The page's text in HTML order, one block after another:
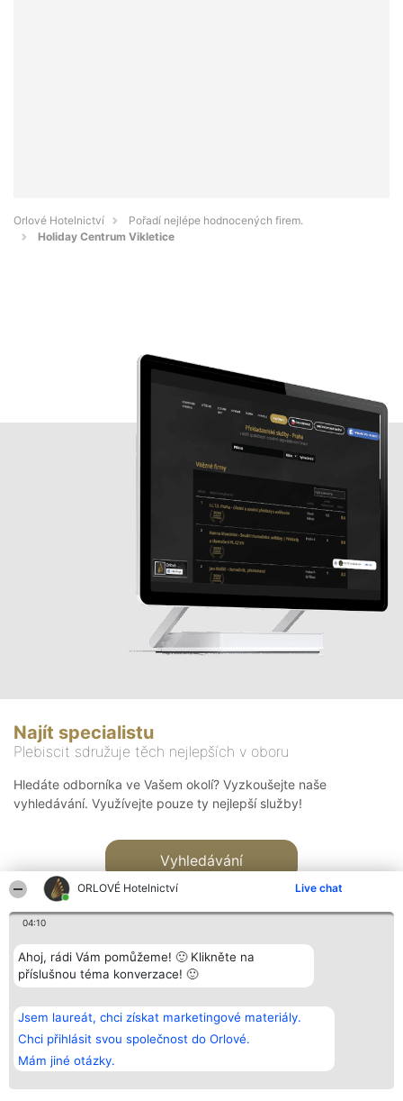
ORLOVÉ Hotelnictví Live chat
04:10
Ahoj, rádi Vám pomůžeme! 🙂 Klikněte na
příslušnou téma konverzace! 🙂
Jsem laureát, chci získat marketingové materiály.
Chci přihlásit svou společnost do Orlové.
Mám jiné otázky.
Orlové Hotelnictví
Pořadí nejlépe hodnocených firem.
Holiday Centrum Vikletice
Najít specialistu
Plebiscit sdružuje těch nejlepších v oboru
Hledáte odborníka ve Vašem okolí? Vyzkoušejte naše
vyhledávání. Využívejte pouze ty nejlepší služby!
Vyhledávání
Bright Side Solutions sp. z o.
o. sp. k.
ul. Ruska 22
Wrocław 50-079
KRS 0000749100 | Regon
381313360 | NIP 8943132676
Vítězové
Seznam všech
laureátů
Zásady
Zásady
Kontakt